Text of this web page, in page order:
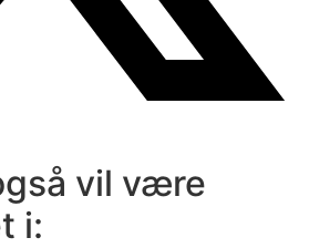
vil være
i: